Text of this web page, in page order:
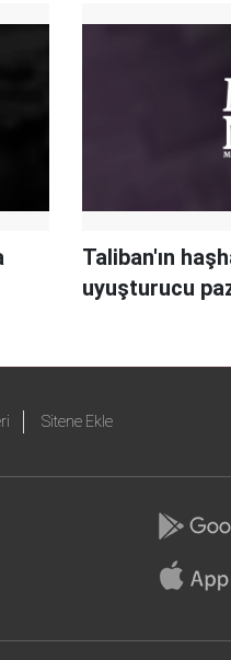
Taliban'ın
uyuşturucu
Sitene Ekle